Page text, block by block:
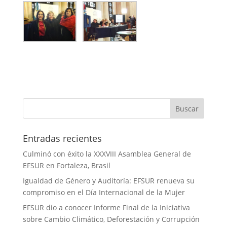
Entradas recientes
Culminó con éxito la XXXVIII Asamblea General de
EFSUR en Fortaleza, Brasil
Igualdad de Género y Auditoría: EFSUR renueva su
compromiso en el Día Internacional de la Mujer
EFSUR dio a conocer Informe Final de la Iniciativa
sobre Cambio Climático, Deforestación y Corrupción